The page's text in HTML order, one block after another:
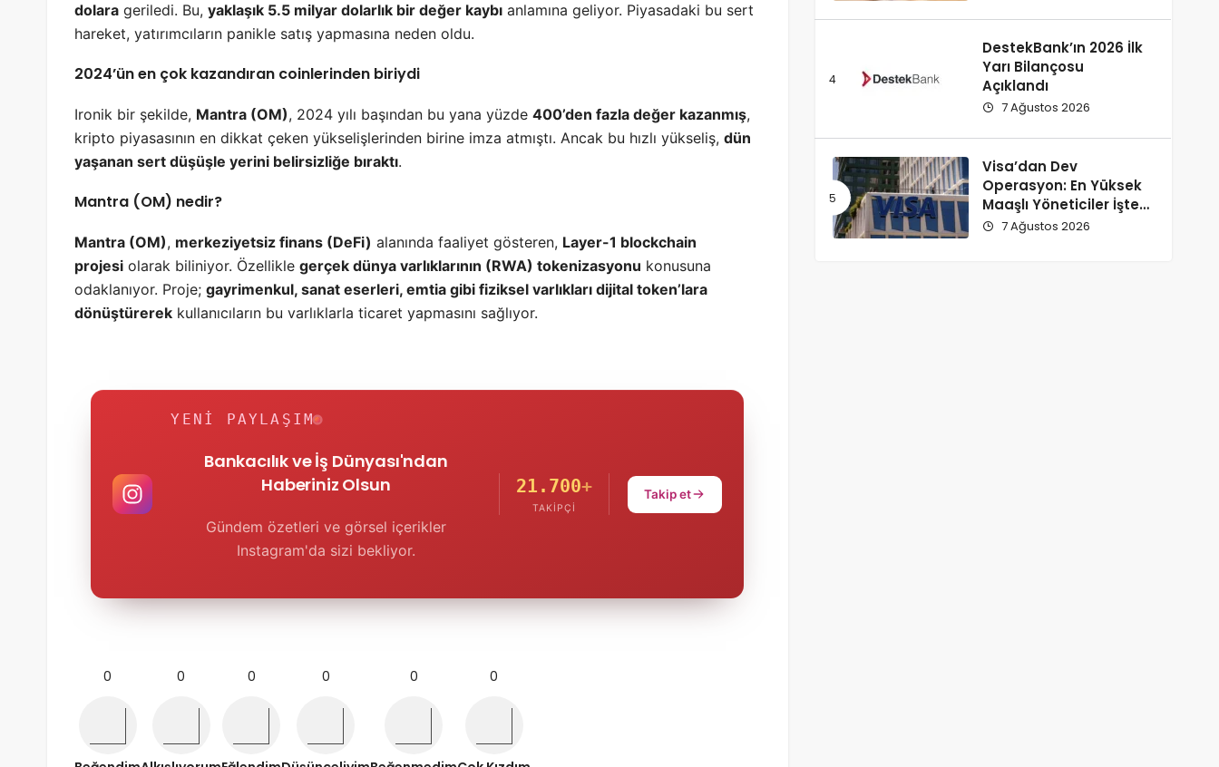
dolara geriledi. Bu, yaklaşık 5.5 milyar dolarlık bir değer kaybı anlamına geliyor. Piyasadaki bu sert
hareket, yatırımcıların panikle satış yapmasına neden oldu.
2024’ün en çok kazandıran coinlerinden biriydi
Ironik bir şekilde, Mantra (OM), 2024 yılı başından bu yana yüzde 400’den fazla değer kazanmış,
kripto piyasasının en dikkat çeken yükselişlerinden birine imza atmıştı. Ancak bu hızlı yükseliş, dün
yaşanan sert düşüşle yerini belirsizliğe bıraktı.
Mantra (OM) nedir?
Mantra (OM), merkeziyetsiz finans (DeFi) alanında faaliyet gösteren, Layer-1 blockchain
projesi olarak biliniyor. Özellikle gerçek dünya varlıklarının (RWA) tokenizasyonu konusuna
odaklanıyor. Proje; gayrimenkul, sanat eserleri, emtia gibi fiziksel varlıkları dijital token’lara
dönüştürerek kullanıcıların bu varlıklarla ticaret yapmasını sağlıyor.
YENI PAYLAŞIM
Bankacılık ve İş Dünyası'ndan
Haberiniz Olsun
Gündem özetleri ve görsel içerikler
Instagram'da sizi bekliyor.
21.700+
TAKIPÇI
Takip et
0 0 0 0 0 0
Düzenleme!
DestekBank’ın 2026 İlk
Yarı Bilançosu
Açıklandı
7 Ağustos 2026
Visa’dan Dev
Operasyon: En Yüksek
Maaşlı Yöneticiler İşten
Çıkarıldı!
7 Ağustos 2026